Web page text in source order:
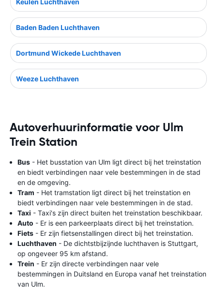
Keulen Luchthaven
Baden Baden Luchthaven
Dortmund Wickede Luchthaven
Weeze Luchthaven
Autoverhuurinformatie voor Ulm
Trein Station
Bus - Het busstation van Ulm ligt direct bij het treinstation
en biedt verbindingen naar vele bestemmingen in de stad
en de omgeving.
Tram - Het tramstation ligt direct bij het treinstation en
biedt verbindingen naar vele bestemmingen in de stad.
Taxi - Taxi's zijn direct buiten het treinstation beschikbaar.
Auto - Er is een parkeerplaats direct bij het treinstation.
Fiets - Er zijn fietsenstallingen direct bij het treinstation.
Luchthaven - De dichtstbijzijnde luchthaven is Stuttgart,
op ongeveer 95 km afstand.
Trein - Er zijn directe verbindingen naar vele
bestemmingen in Duitsland en Europa vanaf het treinstation
van Ulm.